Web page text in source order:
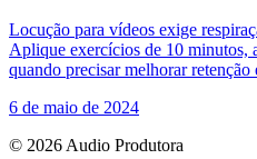
Locução para vídeos exige
Aplique exercícios de 10 minutos,
quando precisar melhorar retenção
6 de maio de 2024
© 2026 Audio Produtora